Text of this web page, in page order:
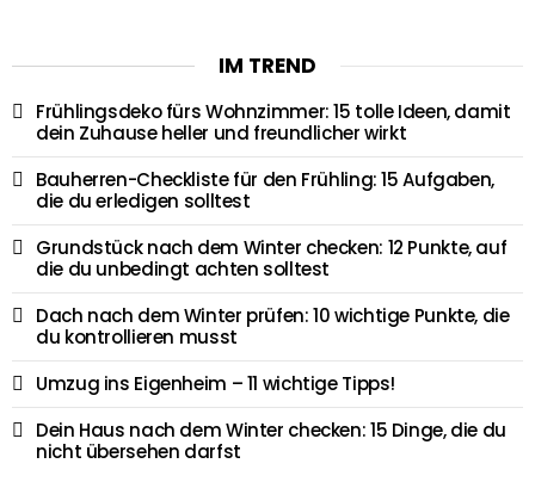
IM TREND
Frühlingsdeko fürs Wohnzimmer: 15 tolle Ideen, damit
dein Zuhause heller und freundlicher wirkt
Bauherren-Checkliste für den Frühling: 15 Aufgaben,
die du erledigen solltest
Grundstück nach dem Winter checken: 12 Punkte, auf
die du unbedingt achten solltest
Dach nach dem Winter prüfen: 10 wichtige Punkte, die
du kontrollieren musst
Umzug ins Eigenheim – 11 wichtige Tipps!
Dein Haus nach dem Winter checken: 15 Dinge, die du
nicht übersehen darfst